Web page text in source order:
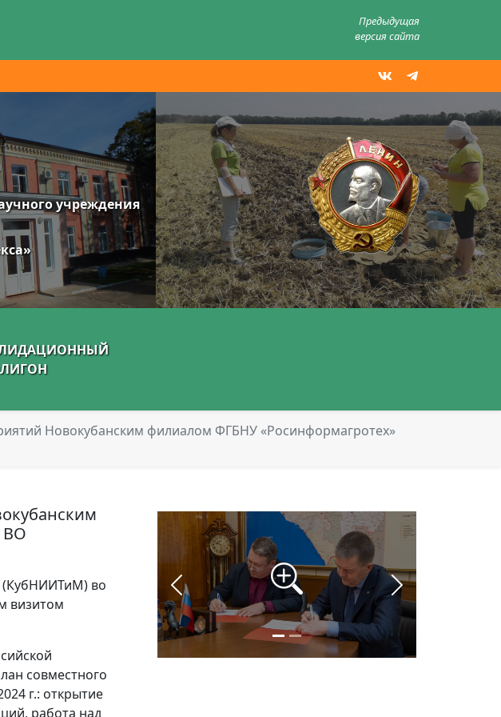
Предыдущая
версия сайта
учреждения
Новокубанским филиалом ФГБНУ «Росинформагротех»
ВО
(КубНИИТиМ) во
визитом
совместного
г.: открытие
работа над
Назад Вперёд